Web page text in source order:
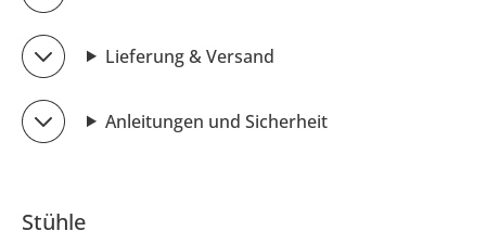
Lieferung & Versand
Anleitungen und Sicherheit
Stühle